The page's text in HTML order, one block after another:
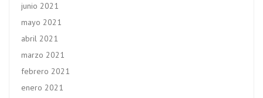
junio 2021
mayo 2021
abril 2021
marzo 2021
febrero 2021
enero 2021